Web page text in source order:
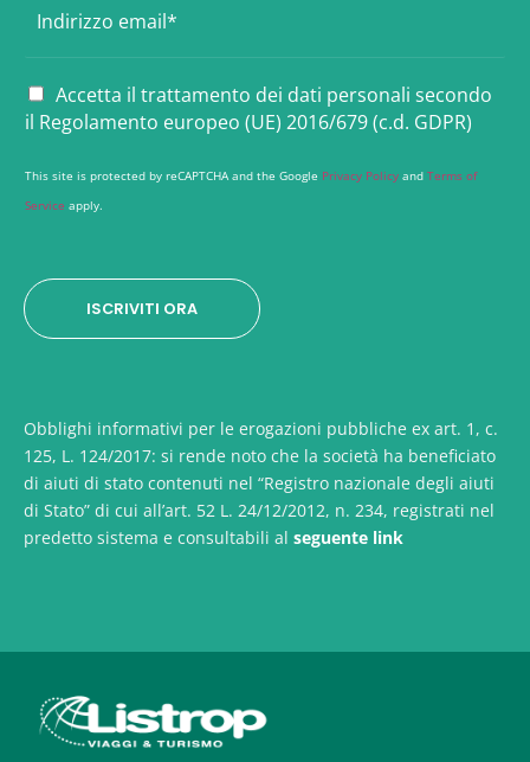
m
i
l
*
P
r
a
c
Accetta il trattamento dei dati personali secondo
il Regolamento europeo (UE) 2016/679 (c.d. GDPR)
This site is protected by reCAPTCHA and the Google Privacy Policy and Terms of
Service apply.
ISCRIVITI ORA
Obblighi informativi per le erogazioni pubbliche ex art. 1, c.
125, L. 124/2017: si rende noto che la società ha beneficiato
di aiuti di stato contenuti nel “Registro nazionale degli aiuti
di Stato” di cui all’art. 52 L. 24/12/2012, n. 234, registrati nel
predetto sistema e consultabili al seguente link